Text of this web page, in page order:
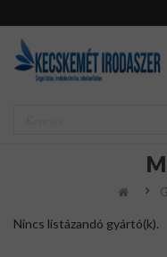
Nincs listázandó gyártó(k).